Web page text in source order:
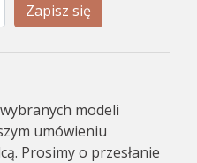
Zapisz się
modeli
umówieniu
Prosimy o przesłanie